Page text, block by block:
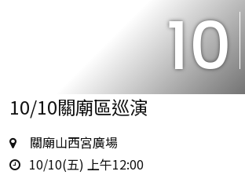
10
10/10關廟區巡演
地
點
關廟山西宮廣場
時
10/10(五) 上午12:00